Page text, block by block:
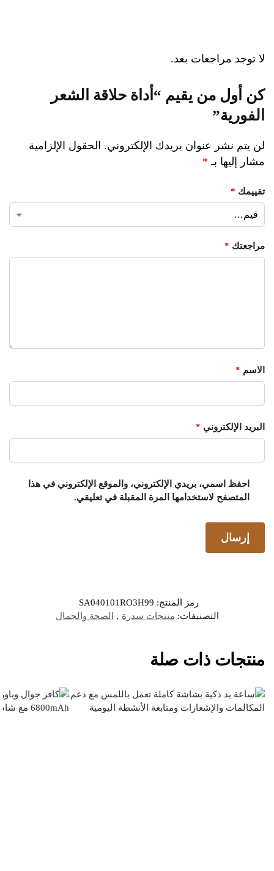
لا توجد مراجعات بعد.
كن أول من يقيم “أداة حلاقة الشعر
الفورية”
لن يتم نشر عنوان بريدك الإلكتروني. الحقول الإلزامية
مشار إليها بـ *
تقييمك *
مراجعتك *
الاسم *
البريد الإلكتروني *
احفظ اسمي، بريدي الإلكتروني، والموقع الإلكتروني في هذا
المتصفح لاستخدامها المرة المقبلة في تعليقي.
رمز المنتج: SA040101RO3H99
التصنيفات: منتجات سدرة , الصحة والجمال
منتجات ذات صلة